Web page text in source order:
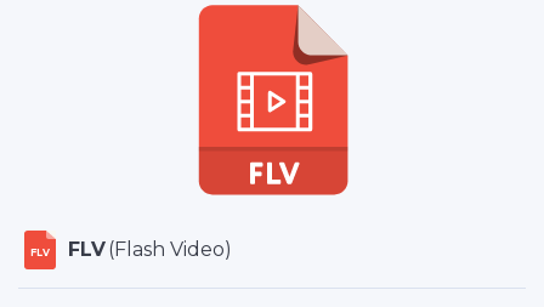
FLV FLV(Flash Video)